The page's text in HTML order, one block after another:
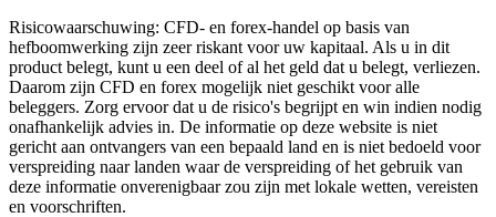
Risicowaarschuwing: CFD- en forex-handel op basis van
hefboomwerking zijn zeer riskant voor uw kapitaal. Als u in dit
product belegt, kunt u een deel of al het geld dat u belegt, verliezen.
Daarom zijn CFD en forex mogelijk niet geschikt voor alle
beleggers. Zorg ervoor dat u de risico's begrijpt en win indien nodig
onafhankelijk advies in. De informatie op deze website is niet
gericht aan ontvangers van een bepaald land en is niet bedoeld voor
verspreiding naar landen waar de verspreiding of het gebruik van
deze informatie onverenigbaar zou zijn met lokale wetten, vereisten
en voorschriften.